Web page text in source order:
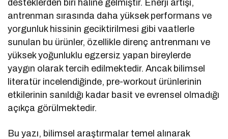
desteklerden biri hâline gelmiştir. Enerji artışı,
antrenman sırasında daha yüksek performans ve
yorgunluk hissinin geciktirilmesi gibi vaatlerle
sunulan bu ürünler, özellikle direnç antrenmanı ve
yüksek yoğunluklu egzersiz yapan bireylerde
yaygın olarak tercih edilmektedir. Ancak bilimsel
literatür incelendiğinde, pre-workout ürünlerinin
etkilerinin sanıldığı kadar basit ve evrensel olmadığı
açıkça görülmektedir.
Bu yazı, bilimsel araştırmalar temel alınarak